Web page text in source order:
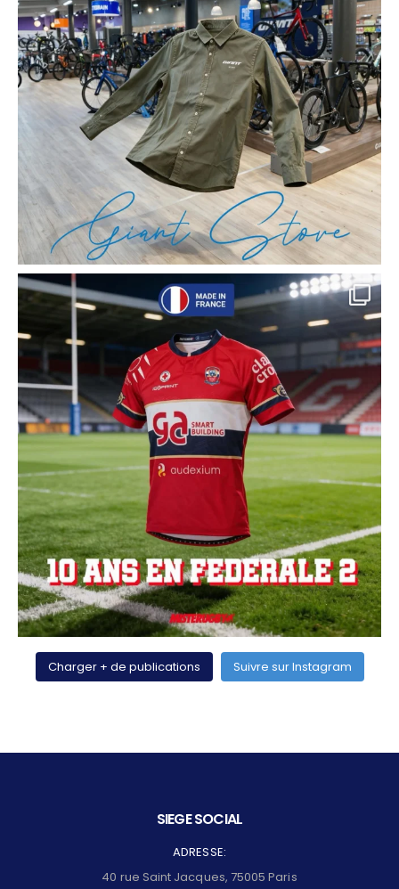
Charger + de publications Suivre sur Instagram
SIEGE SOCIAL
ADRESSE:
40 rue Saint Jacques, 75005 Paris